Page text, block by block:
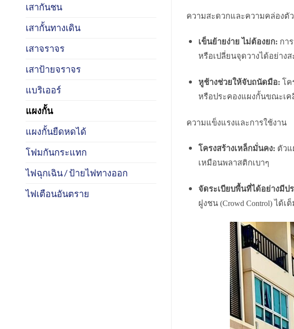
เสากันชน
เสากั้นทางเดิน
เสาจราจร
เสาป้ายจราจร
แบริเออร์
แผงกั้น
แผงกั้นยืดหดได้
โฟมกันกระแทก
ไฟฉุกเฉิน / ป้ายไฟทางออก
ไฟเตือนอันตราย
ความสะดวกและความคล่องตัว
เข็นย้ายง่าย ไม่ต้องยก: กา
หรือเปลี่ยนจุดวางได้อย่าง
หูช้างช่วยให้จับถนัดมือ: โค
หรือประคองแผงกั้นขณะเ
ความแข็งแรงและการใช้งาน
โครงสร้างเหล็กมั่นคง: ตัว
เหมือนพลาสติกเบาๆ
จัดระเบียบพื้นที่ได้อย่างมีป
ฝูงชน (Crowd Control) ได้